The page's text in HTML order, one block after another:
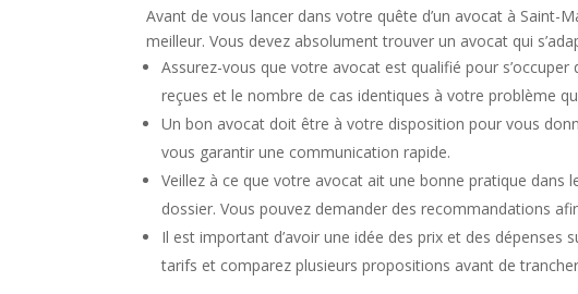
Avant de vous lancer dans votre quête d’un avocat à Saint-
meilleur. Vous devez absolument trouver un avocat qui
Assurez-vous que votre avocat est qualifié pour s’occuper
reçues et le nombre de cas identiques à votre problème
Un bon avocat doit être à votre disposition pour vous
vous garantir une communication rapide.
Veillez à ce que votre avocat ait une bonne pratique dans
dossier. Vous pouvez demander des recommandations
Il est important d’avoir une idée des prix et des dépenses
tarifs et comparez plusieurs propositions avant de